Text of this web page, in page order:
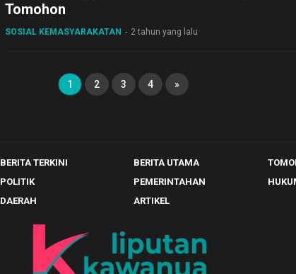
Tomohon
SOSIAL KEMASYARAKATAN 2 tahun yang lalu
1 2 3 4 »
BERITA TERKINI BERITA UTAMA
POLITIK PEMERINTAHAN
DAERAH ARTIKEL